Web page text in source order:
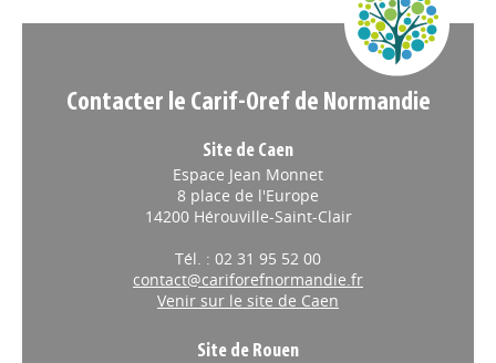
Contacter le Carif-Oref de Normandie
Site de Caen
Espace Jean Monnet
8 place de l'Europe
14200 Hérouville-Saint-Clair
Tél. : 02 31 95 52 00
contact@cariforefnormandie.fr
Venir sur le site de Caen
Site de Rouen